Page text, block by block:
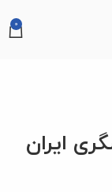
0
ایران